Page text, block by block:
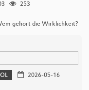
253
gehört die Wirklichkeit?
2026-05-16